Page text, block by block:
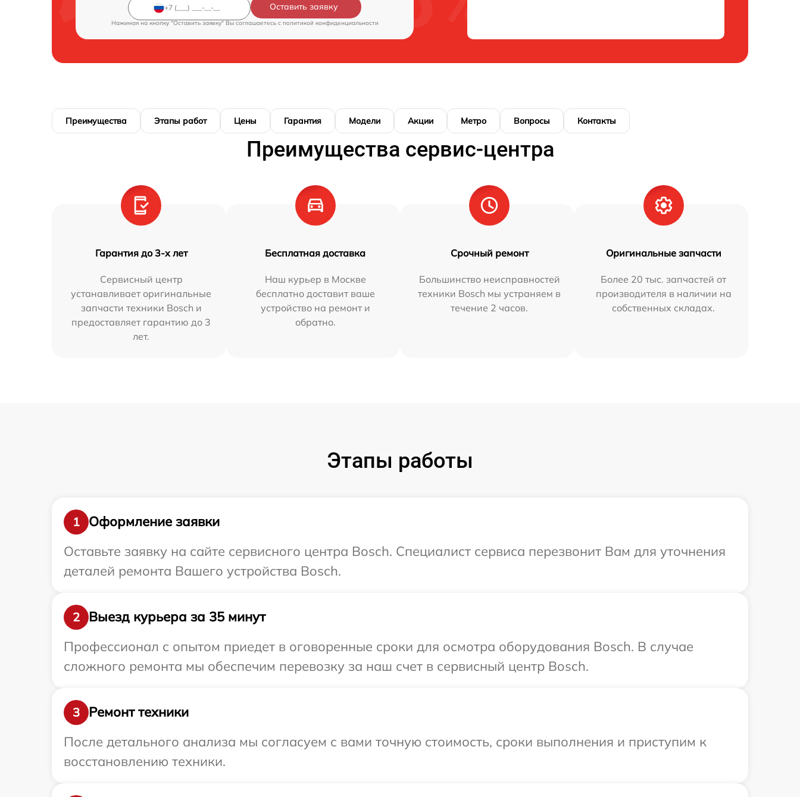
Оставить заявку
Нажимая на кнопку "Оставить заявку" Вы соглашаетесь c политикой конфиденциальности
Преимущества Этапы работ Цены Гарантия Модели Акции Метро Вопросы Контакты
Преимущества сервис-центра
Гарантия до 3-х лет
Сервисный центр
устанавливает оригинальные
запчасти техники Bosch и
предоставляет гарантию до 3
лет.
Бесплатная доставка
Наш курьер в Москве
бесплатно доставит ваше
устройство на ремонт и
обратно.
Срочный ремонт
Большинство неисправностей
техники Bosch мы устраняем в
течение 2 часов.
Оригинальные запчасти
Более 20 тыс. запчастей от
производителя в наличии на
собственных складах.
Этапы работы
1
Оформление заявки
Оставьте заявку на сайте сервисного центра Bosch. Специалист сервиса перезвонит Вам для уточнения
деталей ремонта Вашего устройства Bosch.
2
Выезд курьера за 35 минут
Профессионал с опытом приедет в оговоренные сроки для осмотра оборудования Bosch. В случае
сложного ремонта мы обеспечим перевозку за наш счет в сервисный центр Bosch.
3
Ремонт техники
После детального анализа мы согласуем с вами точную стоимость, сроки выполнения и приступим к
восстановлению техники.